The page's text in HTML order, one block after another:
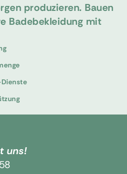
produzieren. Bauen
Badebekleidung mit
uns!